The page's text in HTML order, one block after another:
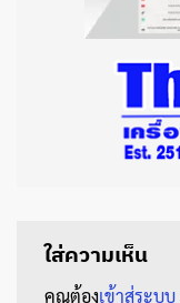
ใส่ความเห็น
คุณต้องเข้าสู่ระบบ